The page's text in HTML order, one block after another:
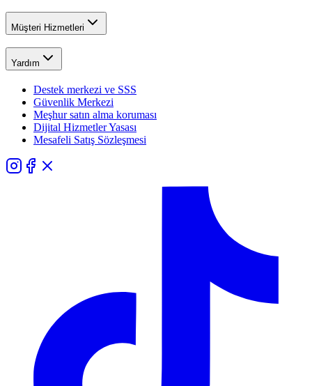
Müşteri Hizmetleri
Yardım
Destek merkezi ve SSS
Güvenlik Merkezi
Meşhur satın alma koruması
Dijital Hizmetler Yasası
Mesafeli Satış Sözleşmesi